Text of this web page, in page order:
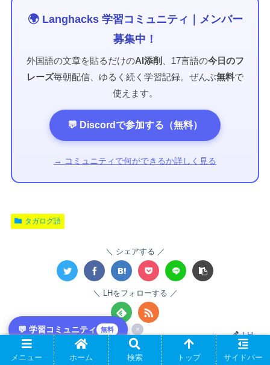
🌍 Langhacks 学習コミュニティ｜メンバー
募集中！
外国語の文章を貼るだけのAI添削 、17言語の今日のフ
レーズ毎朝配信、ゆるく続く学習記録。ぜんぶ無料で
使えます。
💬 Discordで参加する（無料）
→ コミュニティで何ができるか詳しく見る
💬 学習コミュニティ 無料 ×
タガログ語
シェアする
LHをフォローする
LH
メニュー ホーム 検索 トップ サイドバー